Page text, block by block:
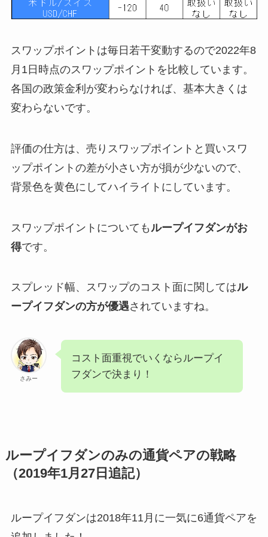
スワップポイントは毎日若干変動するので2022年8
月1日時点のスワップポイントを比較しています。
各国の政策金利が変わらなければ、基本大きくは
変わらないです。
評価の仕方は、売りスワップポイントと買いスワ
ップポイントの差が小さい方が損が少ないので、
背景色を黄色にしてハイライトにしています。
スワップポイントについても ループイフダンがお
得です。
スプレッド幅、スワップのコスト面に関してはル
ープイフダンの方が優遇されていますね。
さみー
コスト面重視でいくならループイ
フダンで決まり！
ループイフダンのみの通貨ペアの戦略
（2019年1月27日追記）
ループイフダンは2018年11月に一気に6通貨ペアを